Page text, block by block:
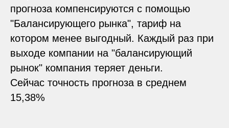
прогноза компенсируются с помощью
"Балансирующего рынка", тариф на
котором менее выгодный. Каждый раз при
выходе компании на "балансирующий
рынок" компания теряет деньги.
Сейчас точность прогноза в среднем
15,38%